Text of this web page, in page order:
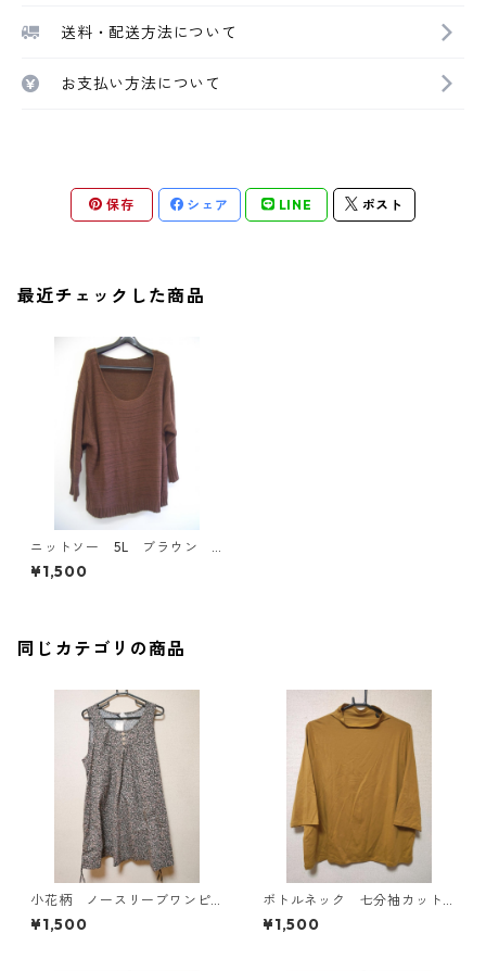
送料・配送方法について
お支払い方法について
保存 シェア LINE ポスト
最近チェックした商品
ニットソー 5L ブラウン I
Y-3221
¥1,500
同じカテゴリの商品
小花柄 ノースリーブワンピ
ース ４Ｌ ブラック KAE-
4819
¥1,500
ボトルネック 七分袖カット
ソー ４Ｌ マスタード KA
E-4818
¥1,500